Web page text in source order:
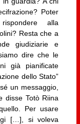
Poter
alla
Resta che a
giudiziarie e
dire che le
già pianificate
dello Stato”
un messaggio,
disse Totò Riina
Per usare
[…], si voleva